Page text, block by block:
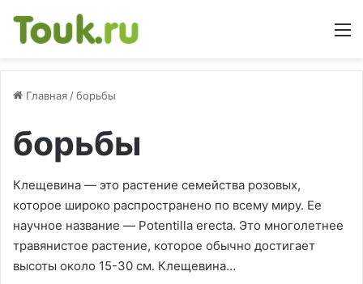
Главная /борьбы
борьбы
Клещевина — это растение семейства розовых,
которое широко распространено по всему миру. Ее
научное название — Potentilla erecta. Это многолетнее
травянистое растение, которое обычно достигает
высоты около 15-30 см. Клещевина…